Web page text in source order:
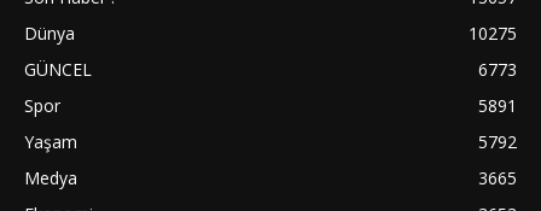
Dünya
10275
GÜNCEL
6773
Spor
5891
Yaşam
5792
Medya
3665